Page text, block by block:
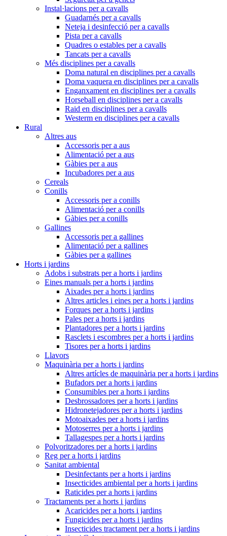
Instal·lacions per a cavalls
Guadarnés per a cavalls
Neteja i desinfecció per a cavalls
Pista per a cavalls
Quadres o estables per a cavalls
Tancats per a cavalls
Més disciplines per a cavalls
Doma natural en disciplines per a cavalls
Doma vaquera en disciplines per a cavalls
Enganxament en disciplines per a cavalls
Horseball en disciplines per a cavalls
Raid en disciplines per a cavalls
Westerm en disciplines per a cavalls
Rural
Altres aus
Accessoris per a aus
Alimentació per a aus
Gàbies per a aus
Incubadores per a aus
Cereals
Conills
Accessoris per a conills
Alimentació per a conills
Gàbies per a conills
Gallines
Accessoris per a gallines
Alimentació per a gallines
Gàbies per a gallines
Horts i jardins
Adobs i substrats per a horts i jardins
Eines manuals per a horts i jardins
Aixades per a horts i jardins
Altres articles i eines per a horts i jardins
Forques per a horts i jardins
Pales per a horts i jardins
Plantadores per a horts i jardins
Rasclets i escombres per a horts i jardins
Tisores per a horts i jardins
Llavors
Maquinària per a horts i jardins
Altres artícles de maquinària per a horts i jardins
Bufadors per a horts i jardins
Consumibles per a horts i jardins
Desbrossadores per a horts i jardins
Hidronetejadores per a horts i jardins
Motoaixades per a horts i jardins
Motoserres per a horts i jardins
Tallagespes per a horts i jardins
Polvoritzadores per a horts i jardins
Reg per a horts i jardins
Sanitat ambiental
Desinfectants per a horts i jardins
Insecticides ambiental per a horts i jardins
Raticides per a horts i jardins
Tractaments per a horts i jardins
Acaricides per a horts i jardins
Fungicides per a horts i jardins
Insecticides tractament per a horts i jardins